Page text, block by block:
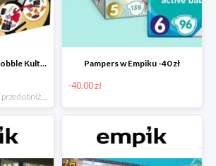
Rebel gra rodzinna Dobble Kultura w super cenie w Empiku Premium Pampers w Empiku -40 zł
-40.00 zł